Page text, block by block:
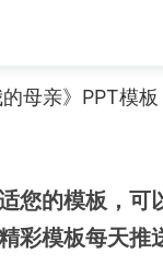
母亲》PPT模板
您的模板，可
彩模板每天推